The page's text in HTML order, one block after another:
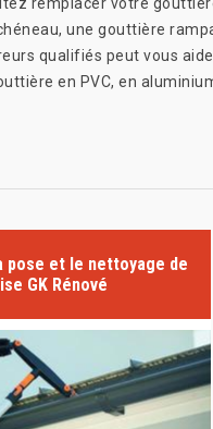
remplacer votre
une gouttière
qualifiés peut vous
en PVC, en
pose et le nettoyage de
GK Rénové